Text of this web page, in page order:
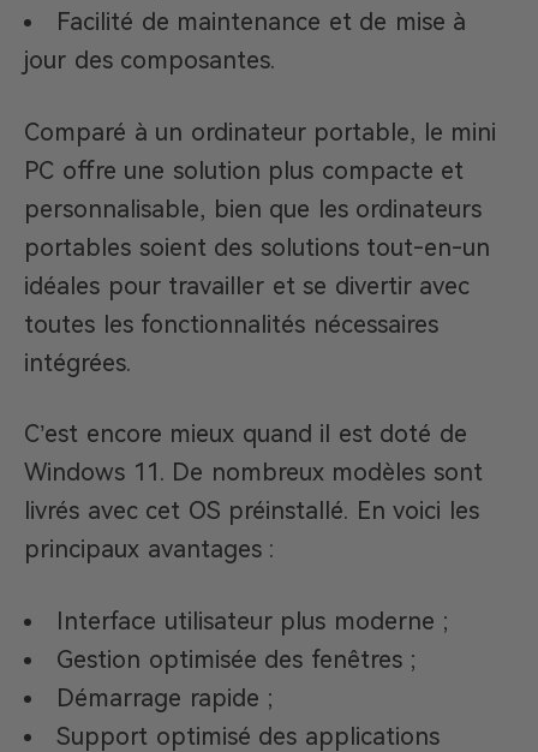
Facilité de maintenance et de mise à
jour des composantes.
Comparé à un ordinateur portable, le mini
PC offre une solution plus compacte et
personnalisable, bien que les ordinateurs
portables soient des solutions tout-en-un
idéales pour travailler et se divertir avec
toutes les fonctionnalités nécessaires
intégrées.
C’est encore mieux quand il est doté de
Windows 11. De nombreux modèles sont
livrés avec cet OS préinstallé. En voici les
principaux avantages :
Interface utilisateur plus moderne ;
Gestion optimisée des fenêtres ;
Démarrage rapide ;
Support optimisé des applications